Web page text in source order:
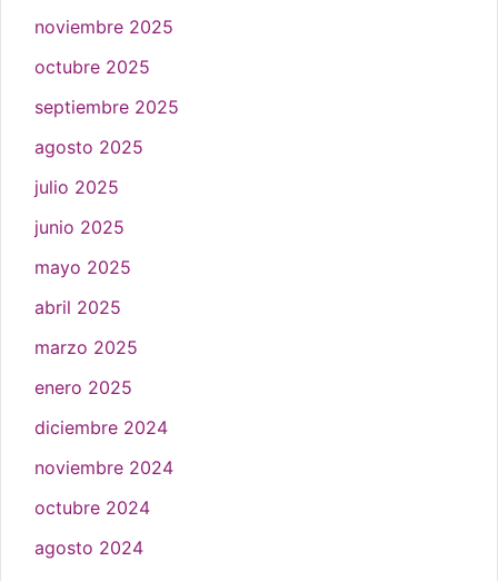
noviembre 2025
octubre 2025
septiembre 2025
agosto 2025
julio 2025
junio 2025
mayo 2025
abril 2025
marzo 2025
enero 2025
diciembre 2024
noviembre 2024
octubre 2024
agosto 2024